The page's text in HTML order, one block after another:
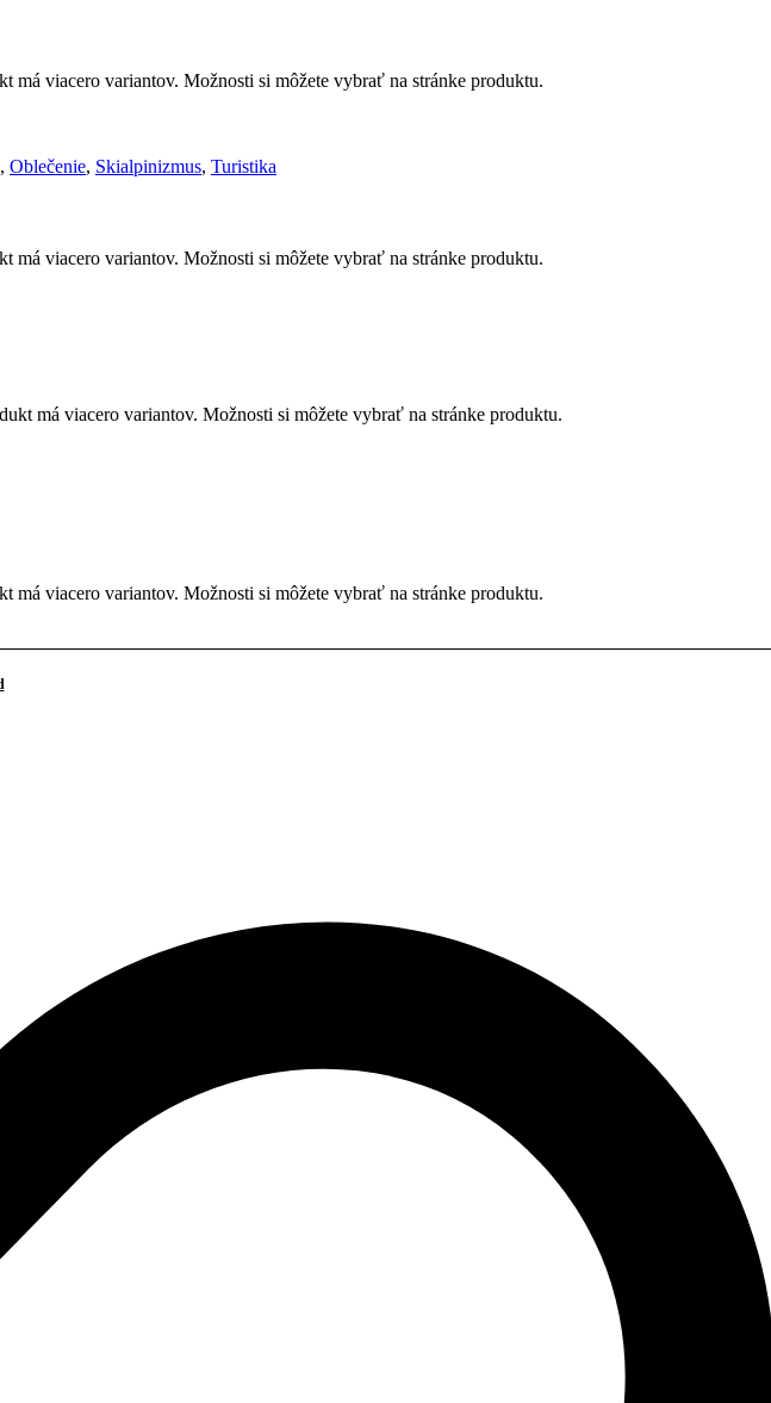
má viacero variantov. Možnosti si môžete vybrať na stránke produktu.
, Oblečenie, Skialpinizmus, Turistika
má viacero variantov. Možnosti si môžete vybrať na stránke produktu.
má viacero variantov. Možnosti si môžete vybrať na stránke produktu.
má viacero variantov. Možnosti si môžete vybrať na stránke produktu.